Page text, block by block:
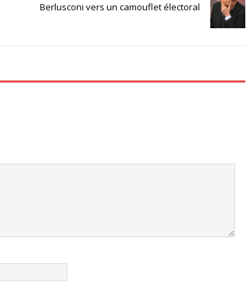
Berlusconi vers un camouflet électoral